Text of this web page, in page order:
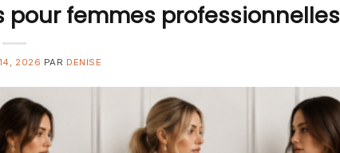
femmes professionnelles
2026 PAR DENISE